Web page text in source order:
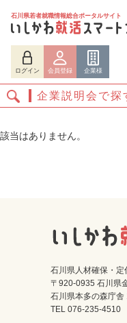
石川県若者就職情報総合ポータルサイト
ログイン 会員登録 企業様
ログイ
企業説明会で探
該当はありません。
石川県人材確保・定
〒920-0935 石川県
石川県本多の森庁舎
TEL 076-235-4510